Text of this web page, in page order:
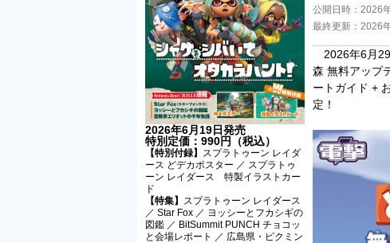
公開日時： 2026
最終更新： 2026
2026年6月29
森 無料アップ
ートガイド +
定！
2026年6月19日発売
特別定価：990円（税込）
【特別付録】
スプラトゥーン レイダ
ース どデカポスター ／ スプラトゥ
ーン レイダース 特製イラストカー
ド
【特集】
スプラトゥーン レイダース
／ Star Fox ／ ヨッシーとフカシギの
図鑑 ／ BitSummit PUNCH チョコッ
と会場レポート ／ 広島県・ピクミン